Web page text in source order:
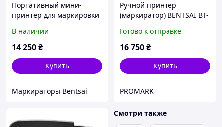
Портативный мини-
принтер для маркировки
В наличии
14 250₴
Купить
Маркираторы Bentsai
Ручной принтер
(маркиратор) BENTSAI BT-
Готово к отправке
16 750₴
Купить
PROMARK
Смотри также